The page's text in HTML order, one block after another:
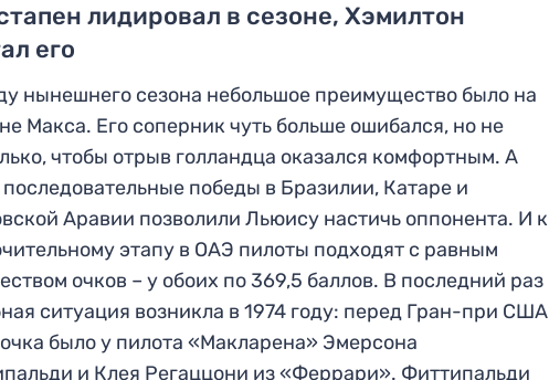
лидировал в сезоне, Хэмилтон
его
нынешнего сезона небольшое преимущество было на
Макса. Его соперник чуть больше ошибался, но не
чтобы отрыв голландца оказался комфортным. А
последовательные победы в Бразилии, Катаре и
Аравии позволили Льюису настичь оппонента. И к
этапу в ОАЭ пилоты подходят с равным
очков – у обоих по 369,5 баллов. В последний раз
ситуация возникла в 1974 году: перед Гран-при США
было у пилота «Макларена» Эмерсона
и Клея Регаццони из «Феррари». Фиттипальди